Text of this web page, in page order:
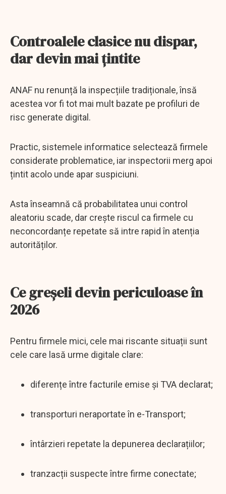
Controalele clasice nu dispar,
dar devin mai țintite
ANAF nu renunță la inspecțiile tradiționale, însă
acestea vor fi tot mai mult bazate pe profiluri de
risc generate digital.
Practic, sistemele informatice selectează firmele
considerate problematice, iar inspectorii merg apoi
țintit acolo unde apar suspiciuni.
Asta înseamnă că probabilitatea unui control
aleatoriu scade, dar crește riscul ca firmele cu
neconcordanțe repetate să intre rapid în atenția
autorităților.
Ce greșeli devin periculoase în
2026
Pentru firmele mici, cele mai riscante situații sunt
cele care lasă urme digitale clare:
diferențe între facturile emise și TVA declarat;
transporturi neraportate în e-Transport;
întârzieri repetate la depunerea declarațiilor;
tranzacții suspecte între firme conectate;